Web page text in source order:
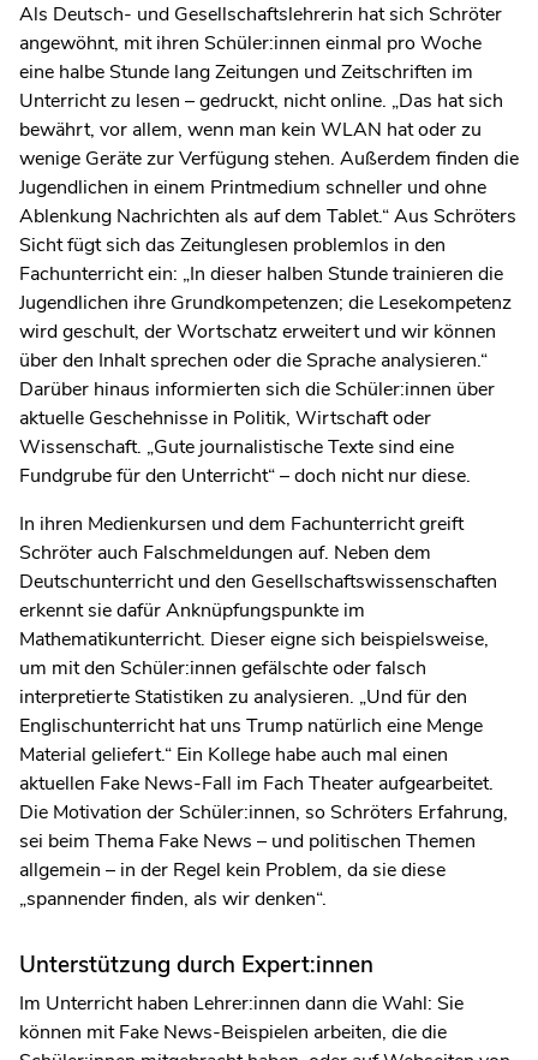
Als Deutsch- und Gesellschaftslehrerin hat sich Schröter
angewöhnt, mit ihren Schüler:innen einmal pro Woche
eine halbe Stunde lang Zeitungen und Zeitschriften im
Unterricht zu lesen – gedruckt, nicht online. „Das hat sich
bewährt, vor allem, wenn man kein WLAN hat oder zu
wenige Geräte zur Verfügung stehen. Außerdem finden die
Jugendlichen in einem Printmedium schneller und ohne
Ablenkung Nachrichten als auf dem Tablet.“ Aus Schröters
Sicht fügt sich das Zeitunglesen problemlos in den
Fachunterricht ein: „In dieser halben Stunde trainieren die
Jugendlichen ihre Grundkompetenzen; die Lesekompetenz
wird geschult, der Wortschatz erweitert und wir können
über den Inhalt sprechen oder die Sprache analysieren.“
Darüber hinaus informierten sich die Schüler:innen über
aktuelle Geschehnisse in Politik, Wirtschaft oder
Wissenschaft. „Gute journalistische Texte sind eine
Fundgrube für den Unterricht“ – doch nicht nur diese.
In ihren Medienkursen und dem Fachunterricht greift
Schröter auch Falschmeldungen auf. Neben dem
Deutschunterricht und den Gesellschaftswissenschaften
erkennt sie dafür Anknüpfungspunkte im
Mathematikunterricht. Dieser eigne sich beispielsweise,
um mit den Schüler:innen gefälschte oder falsch
interpretierte Statistiken zu analysieren. „Und für den
Englischunterricht hat uns Trump natürlich eine Menge
Material geliefert.“ Ein Kollege habe auch mal einen
aktuellen Fake News-Fall im Fach Theater aufgearbeitet.
Die Motivation der Schüler:innen, so Schröters Erfahrung,
sei beim Thema Fake News – und politischen Themen
allgemein – in der Regel kein Problem, da sie diese
„spannender finden, als wir denken“.
Unterstützung durch Expert:innen
Im Unterricht haben Lehrer:innen dann die Wahl: Sie
können mit Fake News-Beispielen arbeiten, die die